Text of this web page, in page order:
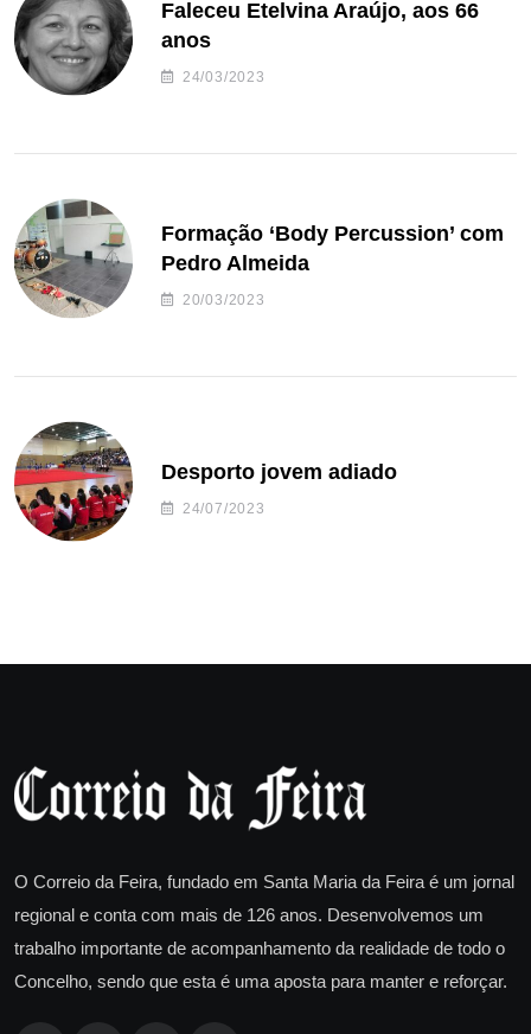
Faleceu Etelvina Araújo, aos 66
anos
24/03/2023
Formação ‘Body Percussion’ com
Pedro Almeida
20/03/2023
Desporto jovem adiado
24/07/2023
O Correio da Feira, fundado em Santa Maria da Feira é um jornal
regional e conta com mais de 126 anos. Desenvolvemos um
trabalho importante de acompanhamento da realidade de todo o
Concelho, sendo que esta é uma aposta para manter e reforçar.